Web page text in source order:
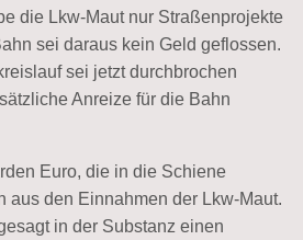
die Lkw-Maut nur Straßenprojekte
sei daraus kein Geld geflossen.
sei jetzt durchbrochen
Anreize für die Bahn
Euro, die in die Schiene
aus den Einnahmen der Lkw-Maut.
in der Substanz einen